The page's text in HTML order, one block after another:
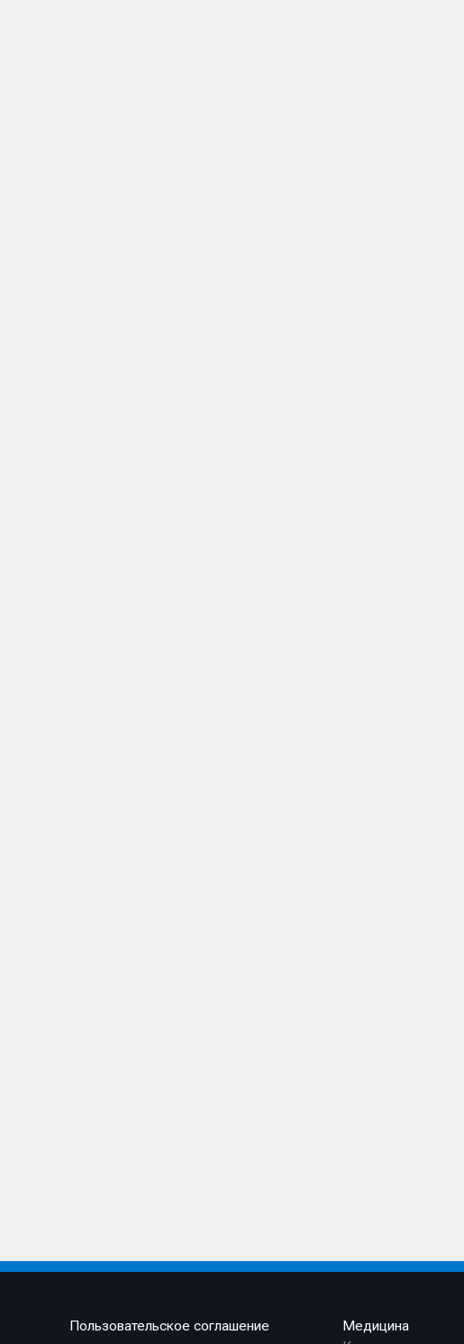
Пользовательское соглашение
Медицина